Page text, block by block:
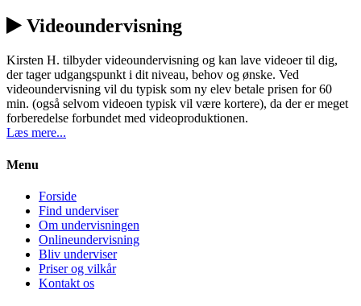
Videoundervisning
Kirsten H. tilbyder videoundervisning og kan lave videoer til dig,
der tager udgangspunkt i dit niveau, behov og ønske. Ved
videoundervisning vil du typisk som ny elev betale prisen for 60
min. (også selvom videoen typisk vil være kortere), da der er meget
forberedelse forbundet med videoproduktionen.
Læs mere...
Menu
Forside
Find underviser
Om undervisningen
Onlineundervisning
Bliv underviser
Priser og vilkår
Kontakt os